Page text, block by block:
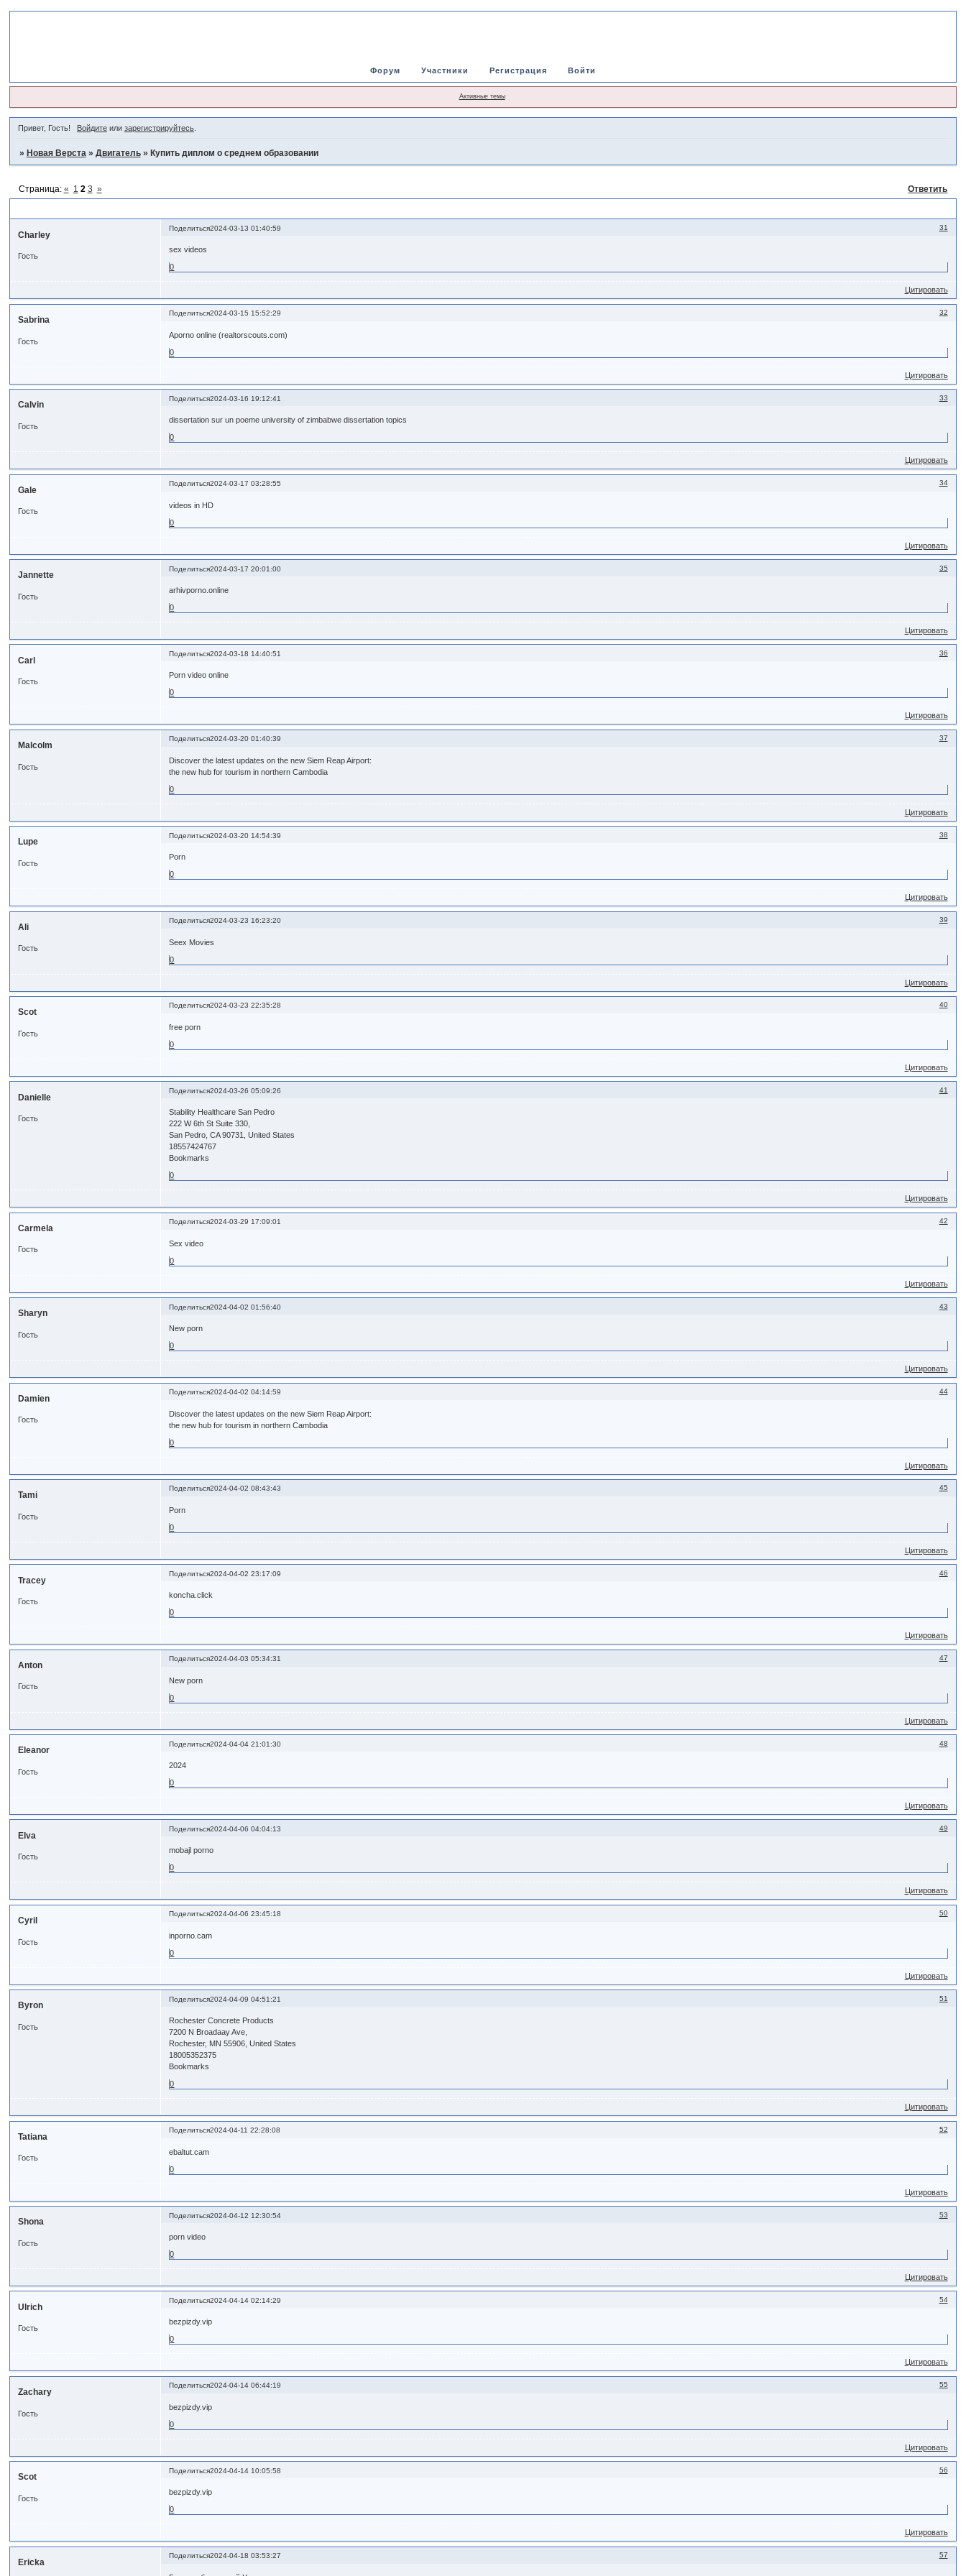
Форум Участники Регистрация Войти
Активные темы
Привет, Гость! Войдитеили зарегистрируйтесь.
» Новая Верста » Двигатель » Купить диплом о среднем образовании
Страница: « 1 2 3 » Ответить
Поделиться 31
2024-03-13 01:40:59
Charley
Гость
sex videos
0
Цитировать
Поделиться 32
2024-03-15 15:52:29
Sabrina
Гость
Aporno online (realtorscouts.com)
0
Цитировать
Поделиться 33
2024-03-16 19:12:41
Calvin
Гость
dissertation sur un poeme university of zimbabwe dissertation topics
0
Цитировать
Поделиться 34
2024-03-17 03:28:55
Gale
Гость
videos in HD
0
Цитировать
Поделиться 35
2024-03-17 20:01:00
Jannette
Гость
arhivporno.online
0
Цитировать
Поделиться 36
2024-03-18 14:40:51
Carl
Гость
Porn video online
0
Цитировать
Поделиться 37
2024-03-20 01:40:39
Malcolm
Гость
Discover the latest updates on the new Siem Reap Airport:
the new hub for tourism in northern Cambodia
0
Цитировать
Поделиться 38
2024-03-20 14:54:39
Lupe
Гость
Porn
0
Цитировать
Поделиться 39
2024-03-23 16:23:20
Ali
Гость
Seex Movies
0
Цитировать
Поделиться 40
2024-03-23 22:35:28
Scot
Гость
free porn
0
Цитировать
Поделиться 41
2024-03-26 05:09:26
Danielle
Гость
Stability Healthcare San Pedro
222 W 6th St Suite 330,
San Pedro, CA 90731, United States
18557424767
Bookmarks
0
Цитировать
Поделиться 42
2024-03-29 17:09:01
Carmela
Гость
Sex video
0
Цитировать
Поделиться 43
2024-04-02 01:56:40
Sharyn
Гость
New porn
0
Цитировать
Поделиться 44
2024-04-02 04:14:59
Damien
Гость
Discover the latest updates on the new Siem Reap Airport:
the new hub for tourism in northern Cambodia
0
Цитировать
Поделиться 45
2024-04-02 08:43:43
Tami
Гость
Porn
0
Цитировать
Поделиться 46
2024-04-02 23:17:09
Tracey
Гость
koncha.click
0
Цитировать
Поделиться 47
2024-04-03 05:34:31
Anton
Гость
New porn
0
Цитировать
Поделиться 48
2024-04-04 21:01:30
Eleanor
Гость
2024
0
Цитировать
Поделиться 49
2024-04-06 04:04:13
Elva
Гость
mobajl porno
0
Цитировать
Поделиться 50
2024-04-06 23:45:18
Cyril
Гость
inporno.cam
0
Цитировать
Поделиться 51
2024-04-09 04:51:21
Byron
Гость
Rochester Concrete Products
7200 N Broadaay Ave,
Rochester, MN 55906, United States
18005352375
Bookmarks
0
Цитировать
Поделиться 52
2024-04-11 22:28:08
Tatiana
Гость
ebaltut.cam
0
Цитировать
Поделиться 53
2024-04-12 12:30:54
Shona
Гость
porn video
0
Цитировать
Поделиться 54
2024-04-14 02:14:29
Ulrich
Гость
bezpizdy.vip
0
Цитировать
Поделиться 55
2024-04-14 06:44:19
Zachary
Гость
bezpizdy.vip
0
Цитировать
Поделиться 56
2024-04-14 10:05:58
Scot
Гость
bezpizdy.vip
0
Цитировать
Поделиться 57
2024-04-18 03:53:27
Ericka